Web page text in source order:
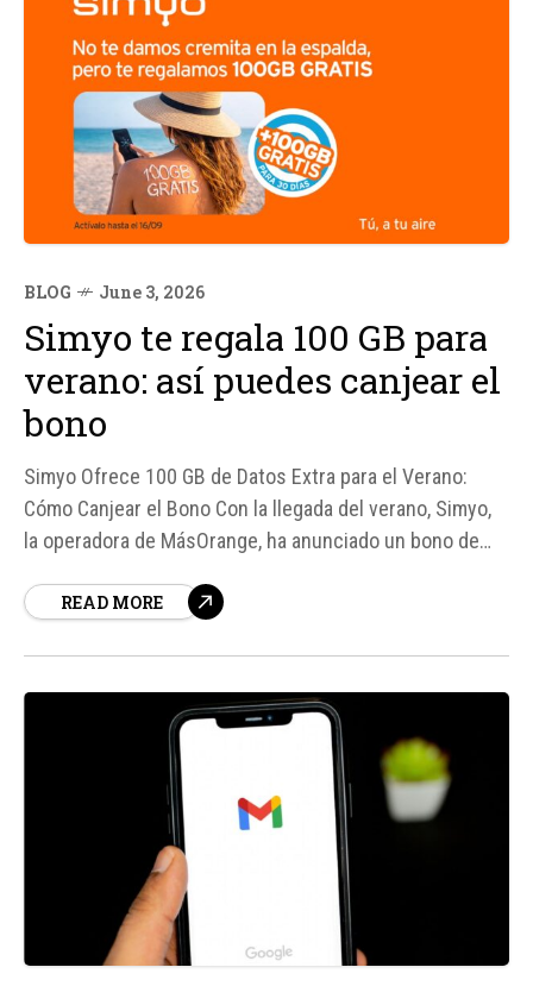
BLOG June 3, 2026
Simyo te regala 100 GB para
verano: así puedes canjear el
bono
Simyo Ofrece 100 GB de Datos Extra para el Verano:
Cómo Canjear el Bono Con la llegada del verano, Simyo,
la operadora de MásOrange, ha anunciado un bono de
que ofreció en 2025. Este bono está disponible para
READ MORE